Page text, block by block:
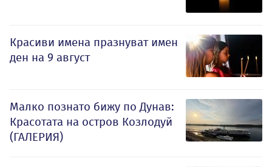
Красиви имена празнуват имен
ден на 9 август
Малко познато бижу по Дунав:
Красотата на остров Козлодуй
(ГАЛЕРИЯ)